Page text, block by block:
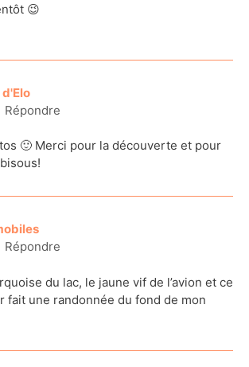
😉
Répondre
🙂 Merci pour la découverte et pour
Répondre
du lac, le jaune vif de l’avion et ce
fait une randonnée du fond de mon